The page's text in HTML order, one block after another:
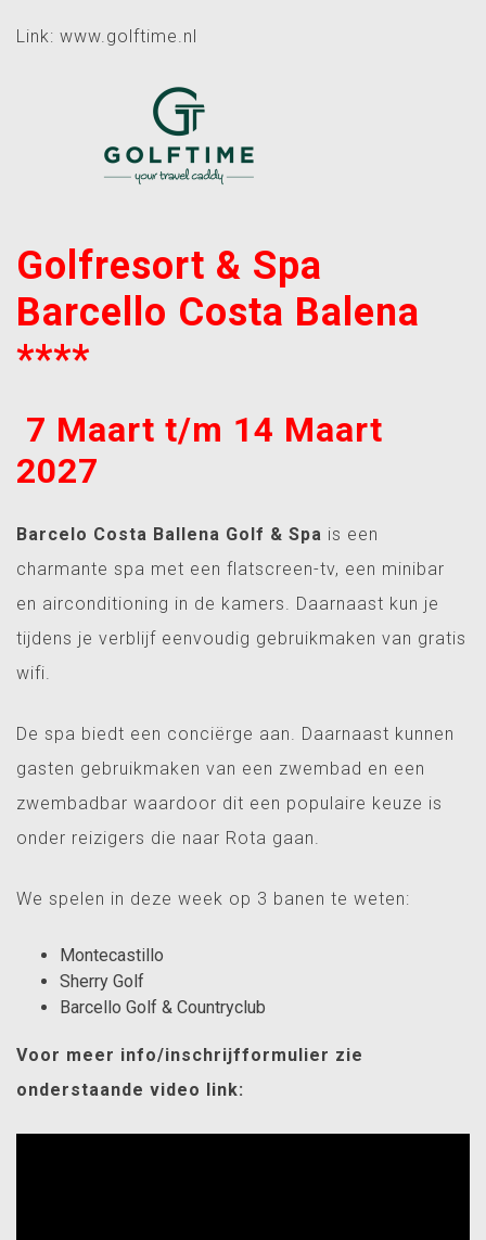
Link: www.golftime.nl
Golfresort & Spa
Barcello Costa Balena
****
7 Maart t/m 14 Maart
2027
Barcelo Costa Ballena Golf & Spa is een
charmante spa met een flatscreen-tv, een minibar
en airconditioning in de kamers. Daarnaast kun je
tijdens je verblijf eenvoudig gebruikmaken van gratis
wifi.
De spa biedt een conciërge aan. Daarnaast kunnen
gasten gebruikmaken van een zwembad en een
zwembadbar waardoor dit een populaire keuze is
onder reizigers die naar Rota gaan.
We spelen in deze week op 3 banen te weten:
Montecastillo
Sherry Golf
Barcello Golf & Countryclub
Voor meer info/inschrijfformulier zie
onderstaande video link: